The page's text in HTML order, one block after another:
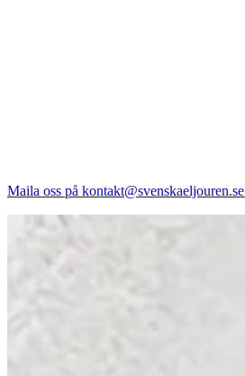
Maila oss på kontakt@svenskaeljouren.se